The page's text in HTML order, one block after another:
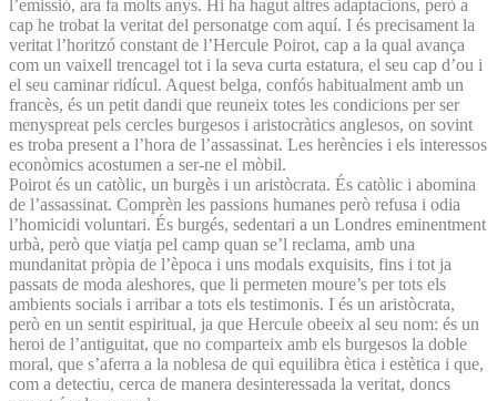
l’emissió, ara fa molts anys. Hi ha hagut altres adaptacions, però a
cap he trobat la veritat del personatge com aquí. I és precisament la
veritat l’horitzó constant de l’Hercule Poirot, cap a la qual avança
com un vaixell trencagel tot i la seva curta estatura, el seu cap d’ou i
el seu caminar ridícul. Aquest belga, confós habitualment amb un
francès, és un petit dandi que reuneix totes les condicions per ser
menyspreat pels cercles burgesos i aristocràtics anglesos, on sovint
es troba present a l’hora de l’assassinat. Les herències i els interessos
econòmics acostumen a ser-ne el mòbil.
Poirot és un catòlic, un burgès i un aristòcrata. És catòlic i abomina
de l’assassinat. Comprèn les passions humanes però refusa i odia
l’homicidi voluntari. És burgés, sedentari a un Londres eminentment
urbà, però que viatja pel camp quan se’l reclama, amb una
mundanitat pròpia de l’època i uns modals exquisits, fins i tot ja
passats de moda aleshores, que li permeten moure’s per tots els
ambients socials i arribar a tots els testimonis. I és un aristòcrata,
però en un sentit espiritual, ja que Hercule obeeix al seu nom: és un
heroi de l’antiguitat, que no comparteix amb els burgesos la doble
moral, que s’aferra a la noblesa de qui equilibra ètica i estètica i que,
com a detectiu, cerca de manera desinteressada la veritat, doncs